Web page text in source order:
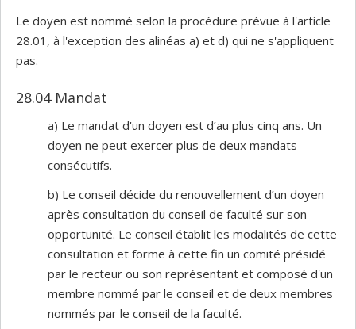
Le doyen est nommé selon la procédure prévue à l'article
28.01, à l'exception des alinéas a) et d) qui ne s'appliquent
pas.
28.04 Mandat
a) Le mandat d'un doyen est d’au plus cinq ans. Un
doyen ne peut exercer plus de deux mandats
consécutifs.
b) Le conseil décide du renouvellement d’un doyen
après consultation du conseil de faculté sur son
opportunité. Le conseil établit les modalités de cette
consultation et forme à cette fin un comité présidé
par le recteur ou son représentant et composé d'un
membre nommé par le conseil et de deux membres
nommés par le conseil de la faculté.